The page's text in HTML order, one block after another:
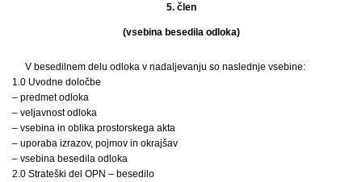
5. člen
(vsebina besedila odloka)
V besedilnem delu odloka v nadaljevanju so naslednje vsebine:
1.0 Uvodne določbe
– predmet odloka
– veljavnost odloka
– vsebina in oblika prostorskega akta
– uporaba izrazov, pojmov in okrajšav
– vsebina besedila odloka
2.0 Strateški del OPN – besedilo